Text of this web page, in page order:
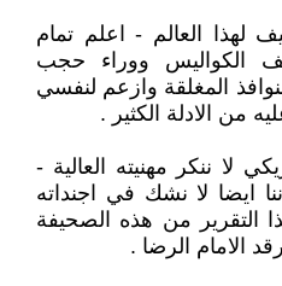
لهذا العالم - اعلم تمام
الكواليس ووراء حجب
المغلقة وازعم لنفسي
من الادلة الكثير .
لا ننكر مهنيته العالية -
ايضا لا نشك في اجنداته
التقرير من هذه الصحيفة
الامام الرضا .